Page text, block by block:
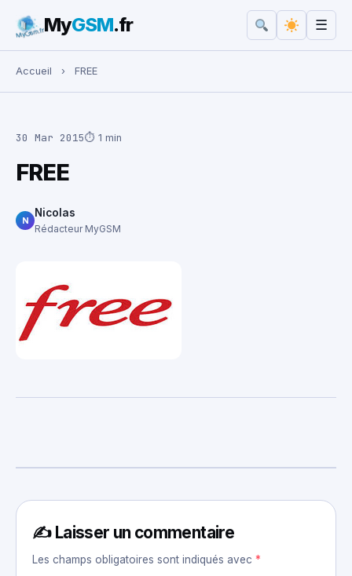
Rechercher :
MyGSM.fr ☰
Accueil › FREE
30 Mar 2015⏱ 1 min
FREE
N
Nicolas
Rédacteur MyGSM
✍️ Laisser un commentaire
Les champs obligatoires sont indiqués avec *